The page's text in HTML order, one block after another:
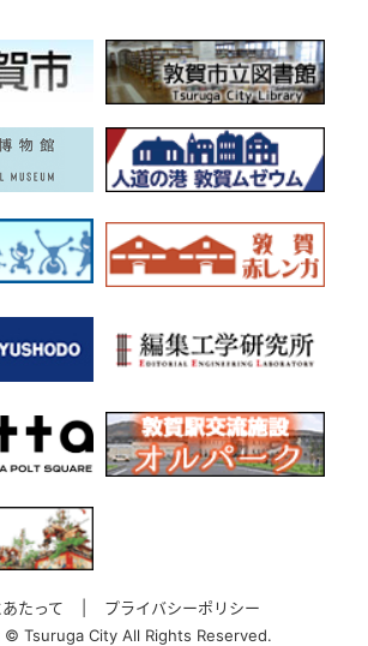
たって
プライバシーポリシー
© Tsuruga City All Rights Reserved.